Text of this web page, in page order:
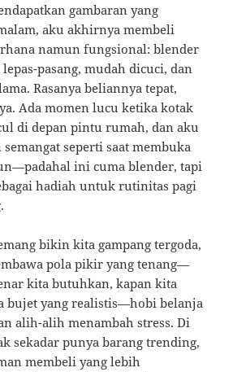
gambaran yang
aku akhirnya membeli
namun fungsional: blender
pasang, mudah dicuci, dan
Rasanya beliannya tepat,
Ada momen lucu ketika kotak
di depan pintu rumah, dan aku
seperti saat membuka
ini cuma blender, tapi
hadiah untuk rutinitas pagi
bikin kita gampang tergoda,
pola pikir yang tenang—
kita butuhkan, kapan kita
bujet yang realistis—hobi belanja
alih-alih menambah stress. Di
sekadar punya barang trending,
membeli yang lebih